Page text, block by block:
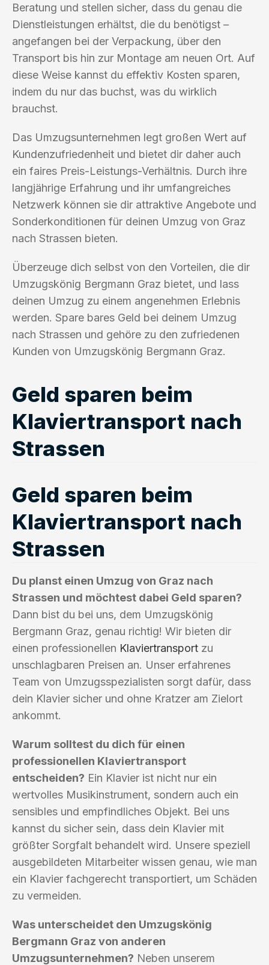
Beratung und stellen sicher, dass du genau die
Dienstleistungen erhältst, die du benötigst –
angefangen bei der Verpackung, über den
Transport bis hin zur Montage am neuen Ort. Auf
diese Weise kannst du effektiv Kosten sparen,
indem du nur das buchst, was du wirklich
brauchst.
Das Umzugsunternehmen legt großen Wert auf
Kundenzufriedenheit und bietet dir daher auch
ein faires Preis-Leistungs-Verhältnis. Durch ihre
langjährige Erfahrung und ihr umfangreiches
Netzwerk können sie dir attraktive Angebote und
Sonderkonditionen für deinen Umzug von Graz
nach Strassen bieten.
Überzeuge dich selbst von den Vorteilen, die dir
Umzugskönig Bergmann Graz bietet, und lass
deinen Umzug zu einem angenehmen Erlebnis
werden. Spare bares Geld bei deinem Umzug
nach Strassen und gehöre zu den zufriedenen
Kunden von Umzugskönig Bergmann Graz.
Geld sparen beim
Klaviertransport nach
Strassen
Geld sparen beim
Klaviertransport nach
Strassen
Du planst einen Umzug von Graz nach
Strassen und möchtest dabei Geld sparen?
Dann bist du bei uns, dem Umzugskönig
Bergmann Graz, genau richtig! Wir bieten dir
einen professionellen Klaviertransport zu
unschlagbaren Preisen an. Unser erfahrenes
Team von Umzugsspezialisten sorgt dafür, dass
dein Klavier sicher und ohne Kratzer am Zielort
ankommt.
Warum solltest du dich für einen
professionellen Klaviertransport
entscheiden? Ein Klavier ist nicht nur ein
wertvolles Musikinstrument, sondern auch ein
sensibles und empfindliches Objekt. Bei uns
kannst du sicher sein, dass dein Klavier mit
größter Sorgfalt behandelt wird. Unsere speziell
ausgebildeten Mitarbeiter wissen genau, wie man
ein Klavier fachgerecht transportiert, um Schäden
zu vermeiden.
Was unterscheidet den Umzugskönig
Bergmann Graz von anderen
Umzugsunternehmen? Neben unserem